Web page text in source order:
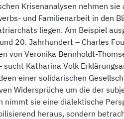
Krisenanalysen nehmen
und Familienarbeit in den
liegen. Am Beispiel
20. Jahrhundert – Charles
von Veronika Bennholdt-
sucht Katharina Volk
einer solidarischen
Widersprüche um die der
nimmt sie eine dialektische
heraus, sondern